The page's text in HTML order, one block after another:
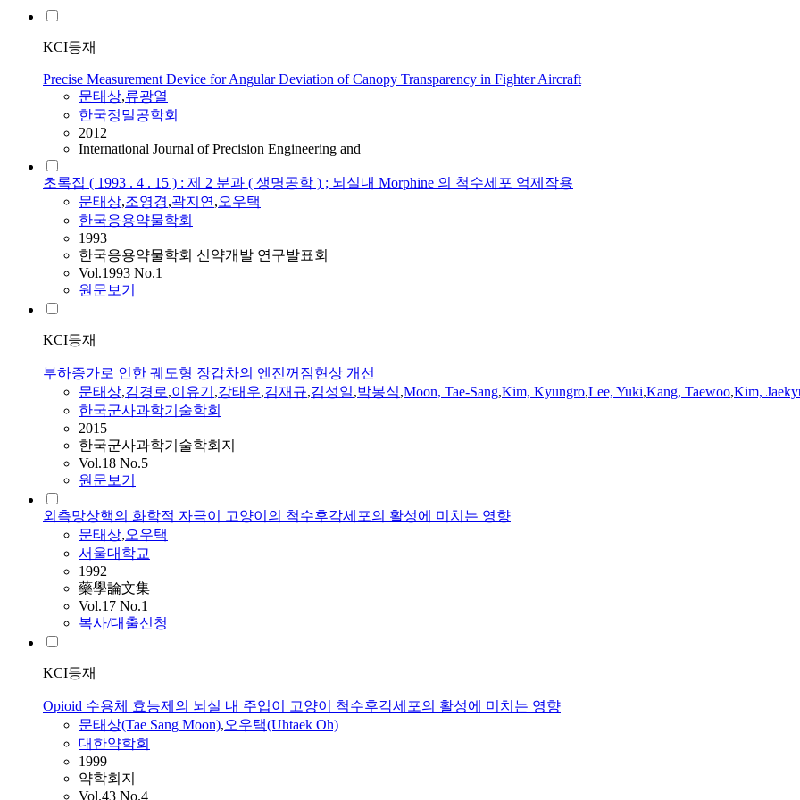
KCI등재
Precise Measurement Device for Angular Deviation of Canopy Transparency in Fighter Aircraft
문태상,류광열
한국정밀공학회
2012
International Journal of Precision Engineering and
초록집 ( 1993 . 4 . 15 ) : 제 2 분과 ( 생명공학 ) ; 뇌실내 Morphine 의 척수세포 억제작용
문태상,조영경,곽지연,오우택
한국응용약물학회
1993
한국응용약물학회 신약개발 연구발표회
Vol.1993 No.1
원문보기
KCI등재
부하증가로 인한 궤도형 장갑차의 엔진꺼짐현상 개선
문태상,김경로,이유기 ,강태우,김재규,김성일,박봉식,Moon, Tae-Sang,Kim, Kyungro,Lee, Yuki,Kang, Taewoo,Kim,
한국군사과학기술학회
2015
한국군사과학기술학회지
Vol.18 No.5
원문보기
외측망상핵의 화학적 자극이 고양이의 척수후각세포의 활성에 미치는 영향
문태상,오우택
서울대학교
1992
藥學論文集
Vol.17 No.1
복사/대출신청
KCI등재
Opioid 수용체 효능제의 뇌실 내 주입이 고양이 척수후각세포의 활성에 미치는 영향
문태상(Tae Sang Moon),오우택(Uhtaek Oh)
대한약학회
1999
약학회지
Vol.43 No.4